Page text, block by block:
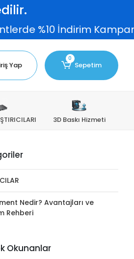
İndirim Kampanyası
Yap
0
Sepetim
3D Baskı Hizmeti
Nedir? Avantajları ve
Rehberi
Okunanlar